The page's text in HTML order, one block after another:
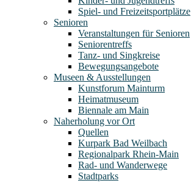
Spiel- und Freizeitsportplätze
Senioren
Veranstaltungen für Senioren
Seniorentreffs
Tanz- und Singkreise
Bewegungsangebote
Museen & Ausstellungen
Kunstforum Mainturm
Heimatmuseum
Biennale am Main
Naherholung vor Ort
Quellen
Kurpark Bad Weilbach
Regionalpark Rhein-Main
Rad- und Wanderwege
Stadtparks